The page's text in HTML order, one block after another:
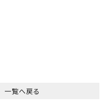
一覧へ戻る